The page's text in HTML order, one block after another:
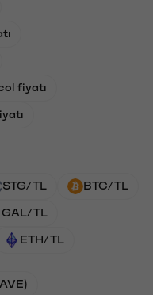
fiyatı
STG/TL BTC/TL
GAL/TL
ETH/TL